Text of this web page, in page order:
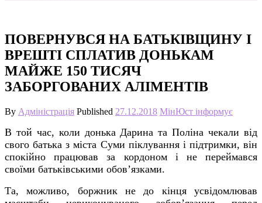
ПОВЕРНУВСЯ НА БАТЬКІВЩИНУ І
ВРЕШТІ СПЛАТИВ ДОНЬКАМ
МАЙЖЕ 150 ТИСЯЧ
ЗАБОРГОВАНИХ АЛІМЕНТІВ
By Адміністрація Published 27.12.2018 МінЮст інформує
В той час, коли донька Дарина та Поліна чекали від
свого батька з міста Суми піклування і підтримки, він
спокійно працював за кордоном і не переймався
своїми батьківськими обов’язками.
Та, можливо, боржник не до кінця усвідомлював